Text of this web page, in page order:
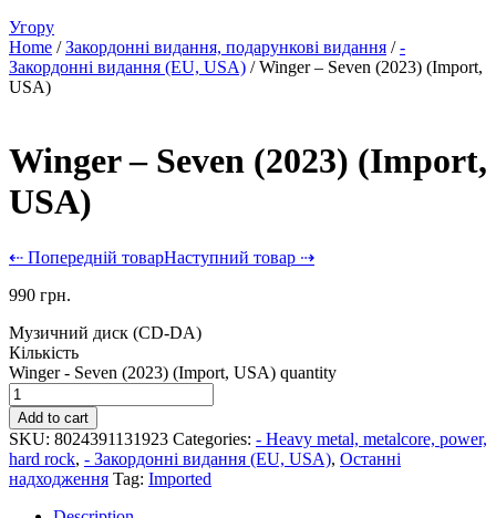
Угору
Home /Закордонні видання, подарункові видання /-
Закордонні видання (EU, USA) / Winger – Seven (2023) (Import,
USA)
Winger – Seven (2023) (Import,
USA)
⇠ Попередній товарНаступний товар ⇢
990 грн.
Музичний диск (CD-DA)
Кількість
Winger - Seven (2023) (Import, USA) quantity
Add to cart
SKU: 8024391131923 Categories: - Heavy metal, metalcore, power,
hard rock, - Закордонні видання (EU, USA), Останні
надходження Tag: Imported